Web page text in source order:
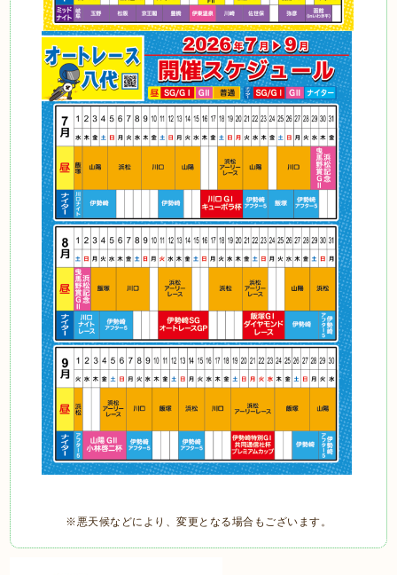
※悪天候などにより、変更となる場合もございます。